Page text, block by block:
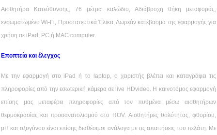
Αισθητήρα Κατεύθυνσης, 76 μέτρα καλώδιο, Αδιάβροχη θήκη μεταφοράς,
ενσωματωμένο Wi-Fi, Προστατευτικά Έλικα, Δωρεάν κατέβασμα της εφαρμογής για
χρήση σε iPad, PC ή MAC computer.
Εποπτεία και έλεγχος
Με την εφαρμογή στο iPad ή το laptop, ο χειριστής βλέπει και καταγράφει τις
πληροφορίες από την εσωτερική κάμερα σε live HDvideo. Η καινοτόμος εφαρμογή
επίσης μας μεταφέρει πληροφορίες από τον πυθμένα μέσω αισθητήρων
θερμοκρασίας και προσανατολισμού στο ROV. Αισθητήρες θολότητας, φθορίου,
pH και οξυγόνου είναι επίσης διαθέσιμοι ανάλογα με τις απαιτήσεις του πελάτη. Με